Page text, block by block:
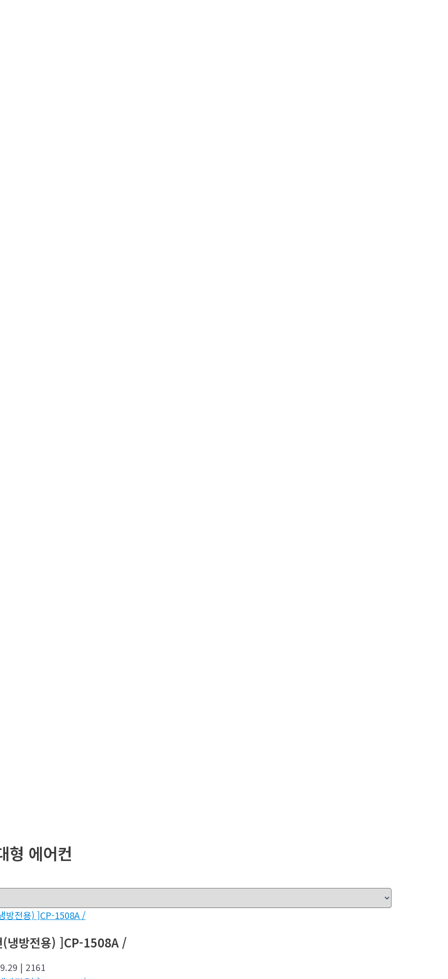
형 에어컨
(냉방전용) ]CP-1508A /
| 2161